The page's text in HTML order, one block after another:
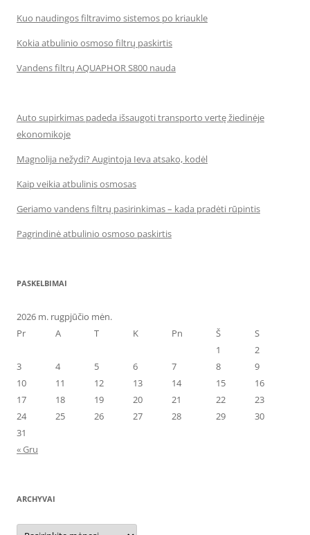
Kuo naudingos filtravimo sistemos po kriaukle
Kokia atbulinio osmoso filtrų paskirtis
Vandens filtrų AQUAPHOR S800 nauda
Auto supirkimas padeda išsaugoti transporto vertę žiedinėje
ekonomikoje
Magnolija nežydi? Augintoja Ieva atsako, kodėl
Kaip veikia atbulinis osmosas
Geriamo vandens filtrų pasirinkimas – kada pradėti rūpintis
Pagrindinė atbulinio osmoso paskirtis
PASKELBIMAI
2026 m. rugpjūčio mėn.
Pr
A T K Pn Š
S
1
2
3
4 5 6 7 8
9
10
11 12 13 14 15
16
17
18 19 20 21 22
23
24
25 26 27 28 29
30
31
« Gru
ARCHYVAI
Archyvai